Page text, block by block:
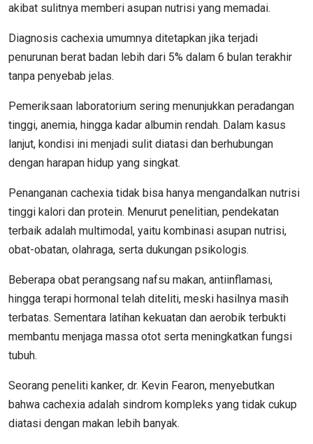
akibat sulitnya memberi asupan nutrisi yang memadai.
Diagnosis cachexia umumnya ditetapkan jika terjadi
penurunan berat badan lebih dari 5% dalam 6 bulan terakhir
tanpa penyebab jelas.
Pemeriksaan laboratorium sering menunjukkan peradangan
tinggi, anemia, hingga kadar albumin rendah. Dalam kasus
lanjut, kondisi ini menjadi sulit diatasi dan berhubungan
dengan harapan hidup yang singkat.
Penanganan cachexia tidak bisa hanya mengandalkan nutrisi
tinggi kalori dan protein. Menurut penelitian, pendekatan
terbaik adalah multimodal, yaitu kombinasi asupan nutrisi,
obat-obatan, olahraga, serta dukungan psikologis.
Beberapa obat perangsang nafsu makan, antiinflamasi,
hingga terapi hormonal telah diteliti, meski hasilnya masih
terbatas. Sementara latihan kekuatan dan aerobik terbukti
membantu menjaga massa otot serta meningkatkan fungsi
tubuh.
Seorang peneliti kanker, dr. Kevin Fearon, menyebutkan
bahwa cachexia adalah sindrom kompleks yang tidak cukup
diatasi dengan makan lebih banyak.